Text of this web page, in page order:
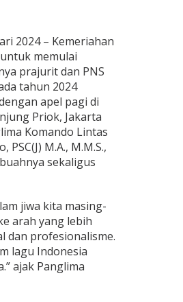
2024 – Kemeriahan
memulai
prajurit dan PNS
tahun 2024
apel pagi di
Priok, Jakarta
Komando Lintas
M.A., M.M.S.,
sekaligus
jiwa kita masing-
arah yang lebih
dan profesionalisme.
lagu Indonesia
ajak Panglima